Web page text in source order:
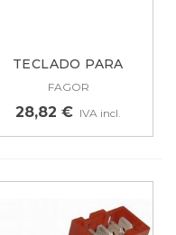
TECLADO PARA
LAVADORA FAGOR,...
FAGOR
28,82 € IVA incl.